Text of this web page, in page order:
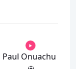
Paul Onuachu